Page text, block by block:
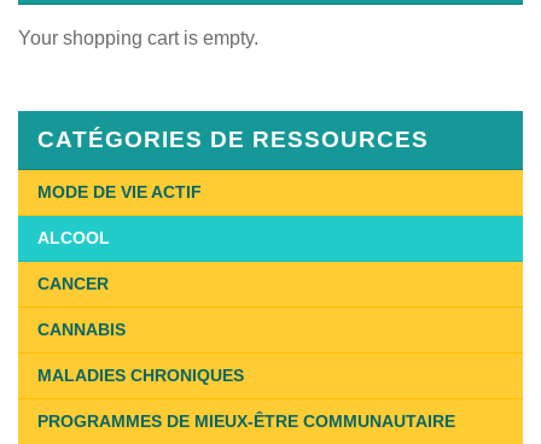
Your shopping cart is empty.
CATÉGORIES DE RESSOURCES
MODE DE VIE ACTIF
ALCOOL
CANCER
CANNABIS
MALADIES CHRONIQUES
PROGRAMMES DE MIEUX-ÊTRE COMMUNAUTAIRE